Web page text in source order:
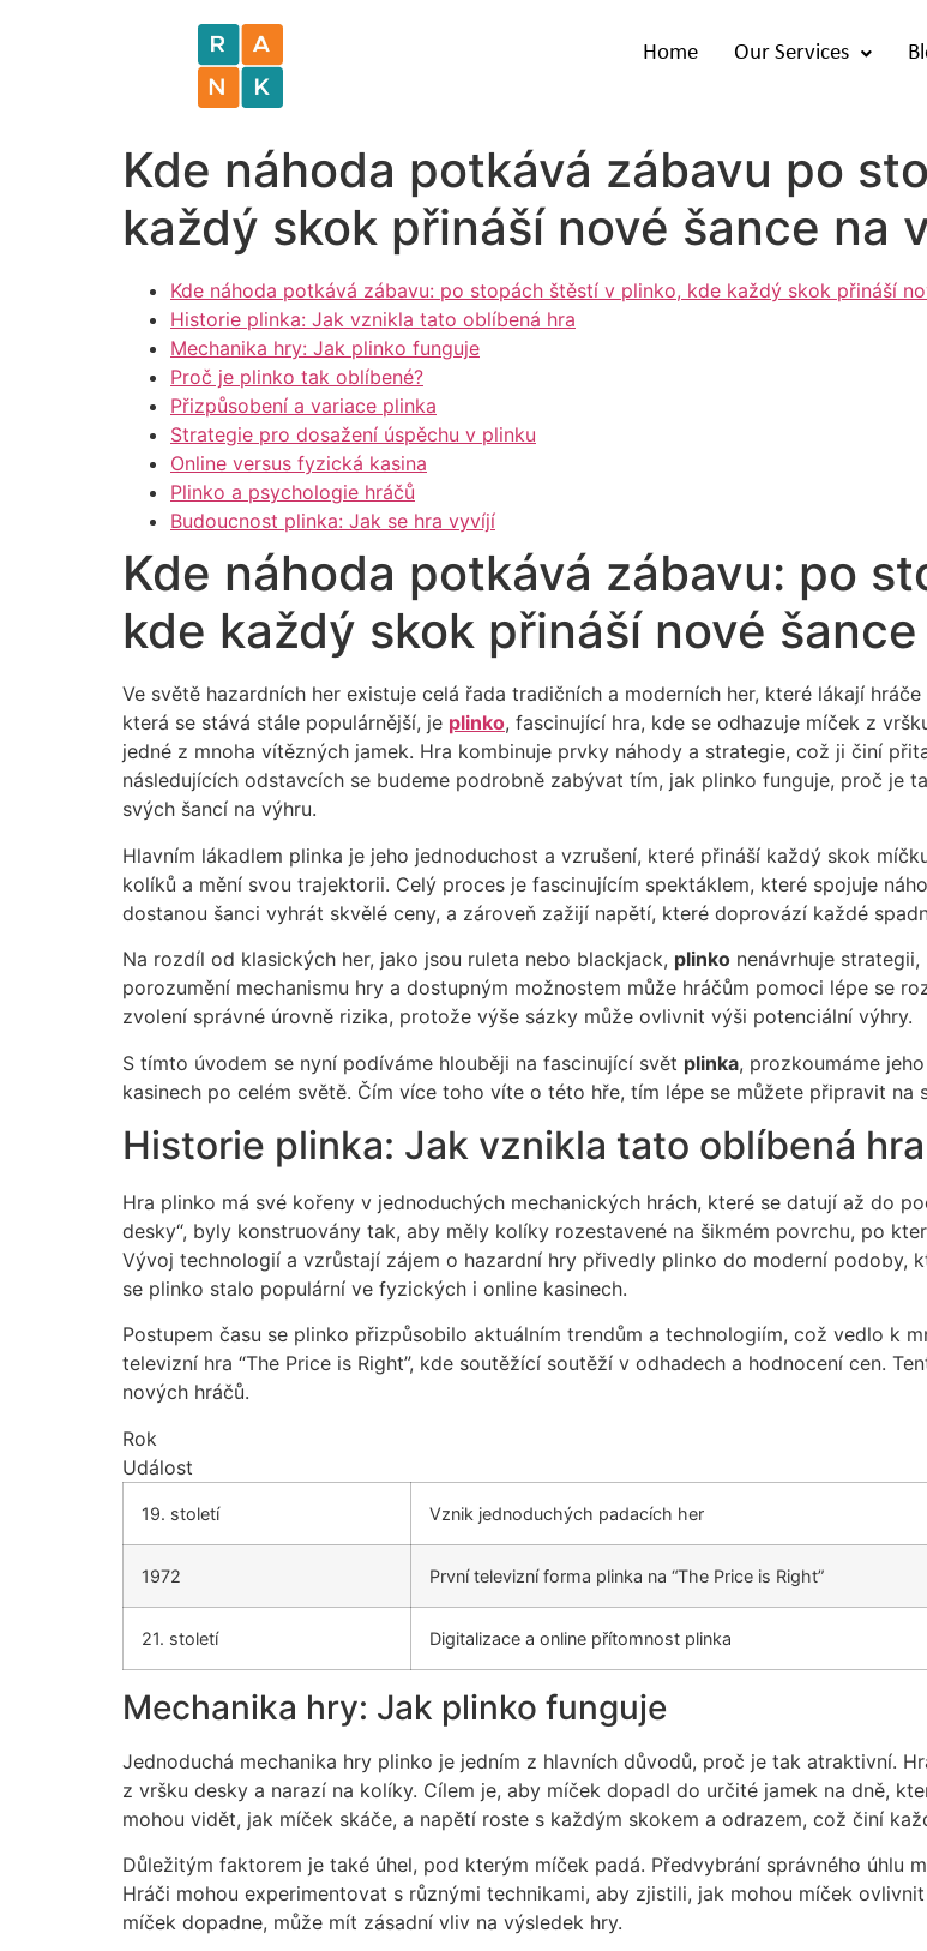
Home Our Services
Kde náhoda potkává zábavu po
každý skok přináší nové šance na
Kde náhoda potkává zábavu: po stopách štěstí v plinko, kde každý skok přináší
Historie plinka: Jak vznikla tato oblíbená hra
Mechanika hry: Jak plinko funguje
Proč je plinko tak oblíbené?
Přizpůsobení a variace plinka
Strategie pro dosažení úspěchu v plinku
Online versus fyzická kasina
Plinko a psychologie hráčů
Budoucnost plinka: Jak se hra vyvíjí
Kde náhoda potkává zábavu: po
kde každý skok přináší nové
Ve světě hazardních her existuje celá řada tradičních a moderních her, které lákají
která se stává stále populárnější, je plinko, fascinující hra, kde se odhazuje míček z
jedné z mnoha vítězných jamek. Hra kombinuje prvky náhody a strategie, což ji činí
následujících odstavcích se budeme podrobně zabývat tím, jak plinko funguje, proč je
svých šancí na výhru.
Hlavním lákadlem plinka je jeho jednoduchost a vzrušení, které přináší každý skok
kolíků a mění svou trajektorii. Celý proces je fascinujícím spektáklem, které spojuje
dostanou šanci vyhrát skvělé ceny, a zároveň zažijí napětí, které doprovází každé
Na rozdíl od klasických her, jako jsou ruleta nebo blackjack, plinko nenávrhuje
porozumění mechanismu hry a dostupným možnostem může hráčům pomoci lépe se
zvolení správné úrovně rizika, protože výše sázky může ovlivnit výši potenciální výhry.
S tímto úvodem se nyní podíváme hlouběji na fascinující svět plinka, prozkoumáme
kasinech po celém světě. Čím více toho víte o této hře, tím lépe se můžete připravit na
Historie plinka: Jak vznikla tato oblíbená hra
Hra plinko má své kořeny v jednoduchých mechanických hrách, které se datují až do
desky“, byly konstruovány tak, aby měly kolíky rozestavené na šikmém povrchu, po
Vývoj technologií a vzrůstají zájem o hazardní hry přivedly plinko do moderní podoby,
se plinko stalo populární ve fyzických i online kasinech.
Postupem času se plinko přizpůsobilo aktuálním trendům a technologiím, což vedlo k
televizní hra “The Price is Right”, kde soutěžící soutěží v odhadech a hodnocení cen.
nových hráčů.
Rok
Událost
19. století Vznik jednoduchých padacích her
1972 První televizní forma plinka na “The Price is Right”
21. století Digitalizace a online přítomnost plinka
Mechanika hry: Jak plinko funguje
Jednoduchá mechanika hry plinko je jedním z hlavních důvodů, proč je tak atraktivní.
z vršku desky a narazí na kolíky. Cílem je, aby míček dopadl do určité jamek na dně,
mohou vidět, jak míček skáče, a napětí roste s každým skokem a odrazem, což činí
Důležitým faktorem je také úhel, pod kterým míček padá. Předvybrání správného úhlu
Hráči mohou experimentovat s různými technikami, aby zjistili, jak mohou míček
míček dopadne, může mít zásadní vliv na výsledek hry.